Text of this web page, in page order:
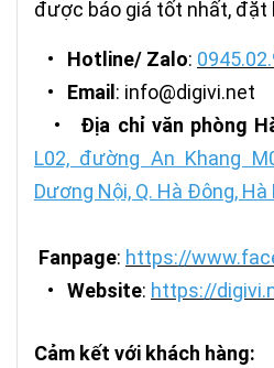
được báo giá tốt nhất, đặt
• Hotline/ Zalo:
• Email : info@digivi.net
• Địa chỉ văn phòng
L02, đường An Khang
Dương Nội, Q. Hà Đông, Hà
Fanpage: https://
• Website: https://
Cảm kết với khách hàng: